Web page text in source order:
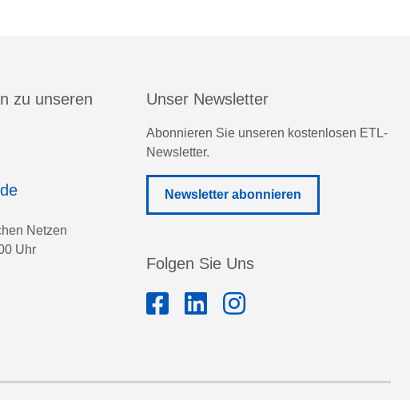
zu unseren
Netzen
Uhr
Unser Newsletter
Abonnieren Sie unseren kostenlosen ETL-
Newsletter.
Newsletter abonnieren
Folgen Sie Uns